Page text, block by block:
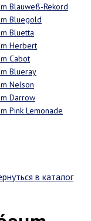
Blauweß-Rekord
Bluegold
Bluetta
Herbert
Cabot
Blueray
Nelson
Darrow
Pink Lemonade
в каталог